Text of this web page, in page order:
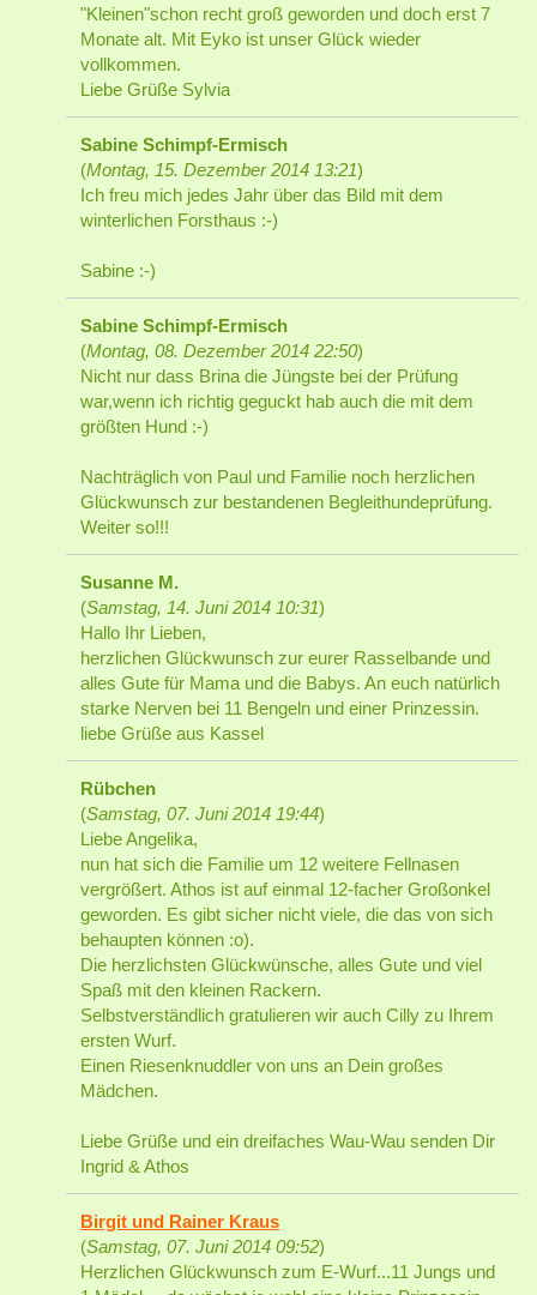
"Kleinen"schon recht groß geworden und doch erst 7
Monate alt. Mit Eyko ist unser Glück wieder
vollkommen.
Liebe Grüße Sylvia
Sabine Schimpf-Ermisch
(Montag, 15. Dezember 2014 13:21)
Ich freu mich jedes Jahr über das Bild mit dem
winterlichen Forsthaus :-)
Sabine :-)
Sabine Schimpf-Ermisch
(Montag, 08. Dezember 2014 22:50)
Nicht nur dass Brina die Jüngste bei der Prüfung
war,wenn ich richtig geguckt hab auch die mit dem
größten Hund :-)
Nachträglich von Paul und Familie noch herzlichen
Glückwunsch zur bestandenen Begleithundeprüfung.
Weiter so!!!
Susanne M.
(Samstag, 14. Juni 2014 10:31)
Hallo Ihr Lieben,
herzlichen Glückwunsch zur eurer Rasselbande und
alles Gute für Mama und die Babys. An euch natürlich
starke Nerven bei 11 Bengeln und einer Prinzessin.
liebe Grüße aus Kassel
Rübchen
(Samstag, 07. Juni 2014 19:44)
Liebe Angelika,
nun hat sich die Familie um 12 weitere Fellnasen
vergrößert. Athos ist auf einmal 12-facher Großonkel
geworden. Es gibt sicher nicht viele, die das von sich
behaupten können :o).
Die herzlichsten Glückwünsche, alles Gute und viel
Spaß mit den kleinen Rackern.
Selbstverständlich gratulieren wir auch Cilly zu Ihrem
ersten Wurf.
Einen Riesenknuddler von uns an Dein großes
Mädchen.
Liebe Grüße und ein dreifaches Wau-Wau senden Dir
Ingrid & Athos
Birgit und Rainer Kraus
(Samstag, 07. Juni 2014 09:52)
Herzlichen Glückwunsch zum E-Wurf...11 Jungs und